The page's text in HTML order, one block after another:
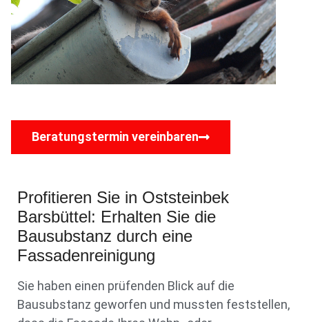
Beratungstermin vereinbaren
Profitieren Sie in Oststeinbek
Barsbüttel: Erhalten Sie die
Bausubstanz durch eine
Fassadenreinigung
Sie haben einen prüfenden Blick auf die
Bausubstanz geworfen und mussten feststellen,